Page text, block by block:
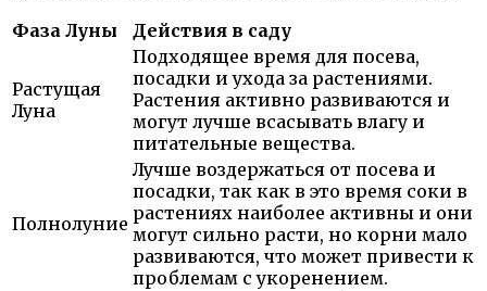
Фаза Луны
Действия в саду
Растущая
Луна
Подходящее время для посева,
посадки и ухода за растениями.
Растения активно развиваются и
могут лучше всасывать влагу и
питательные вещества.
Полнолуние
Лучше воздержаться от посева и
посадки, так как в это время соки в
растениях наиболее активны и они
могут сильно расти, но корни мало
развиваются, что может привести к
проблемам с укоренением.